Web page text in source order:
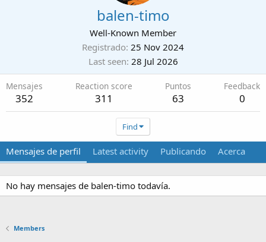
balen-timo
Well-Known Member
Registrado 25 Nov 2024
Last seen 28 Jul 2026
Mensajes
352
Reaction score
311
Puntos
63
Feedback
0
Find
Mensajes de perfil Latest activity Publicando Acerca
No hay mensajes de balen-timo todavía.
Members